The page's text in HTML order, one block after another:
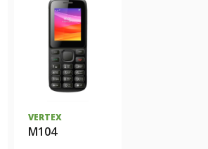
VERTEX
M104